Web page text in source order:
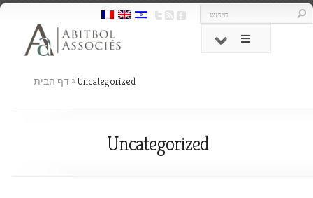
דף הבית »Uncategorized
Uncategorized